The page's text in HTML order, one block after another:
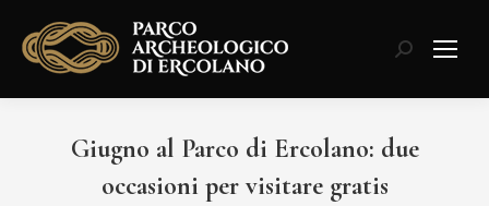
Cerca:
Giugno al Parco di Ercolano: due
occasioni per visitare gratis